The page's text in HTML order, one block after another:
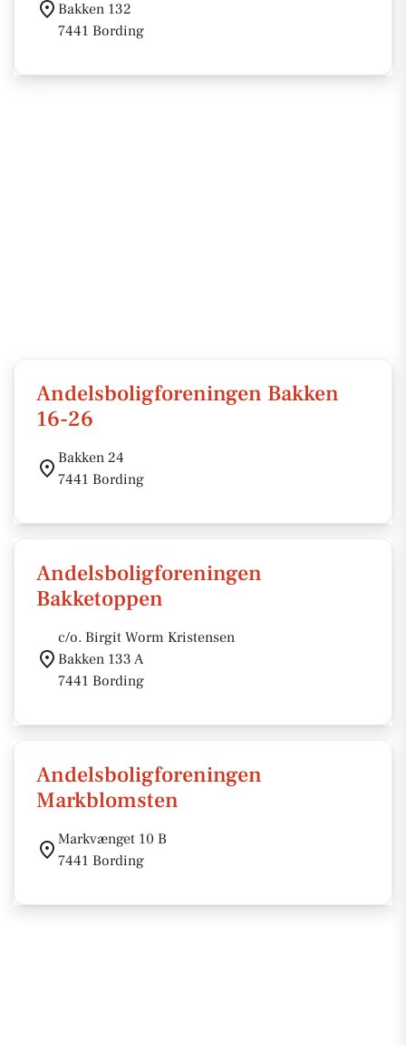
Bakken 132
7441 Bording
Andelsboligforeningen Bakken
16-26
Bakken 24
7441 Bording
Andelsboligforeningen
Bakketoppen
c/o. Birgit Worm Kristensen
Bakken 133 A
7441 Bording
Andelsboligforeningen
Markblomsten
Markvænget 10 B
7441 Bording